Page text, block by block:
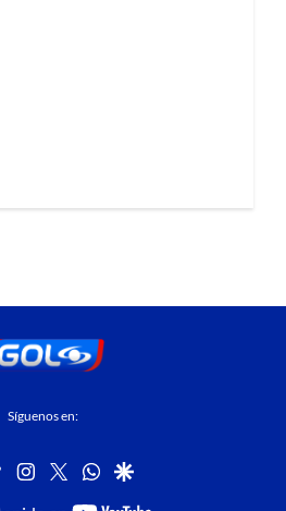
Síguenos en:
tiktok instagram
twitterwhatsapp
google